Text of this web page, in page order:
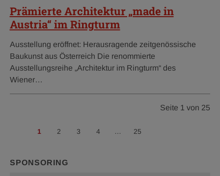
Prämierte Architektur „made in
Austria“ im Ringturm
Ausstellung eröffnet: Herausragende zeitgenössische
Baukunst aus Österreich Die renommierte
Ausstellungsreihe „Architektur im Ringturm“ des
Wiener…
Seite 1 von 25
vorherige
1 2 3 4 … 25
SPONSORING